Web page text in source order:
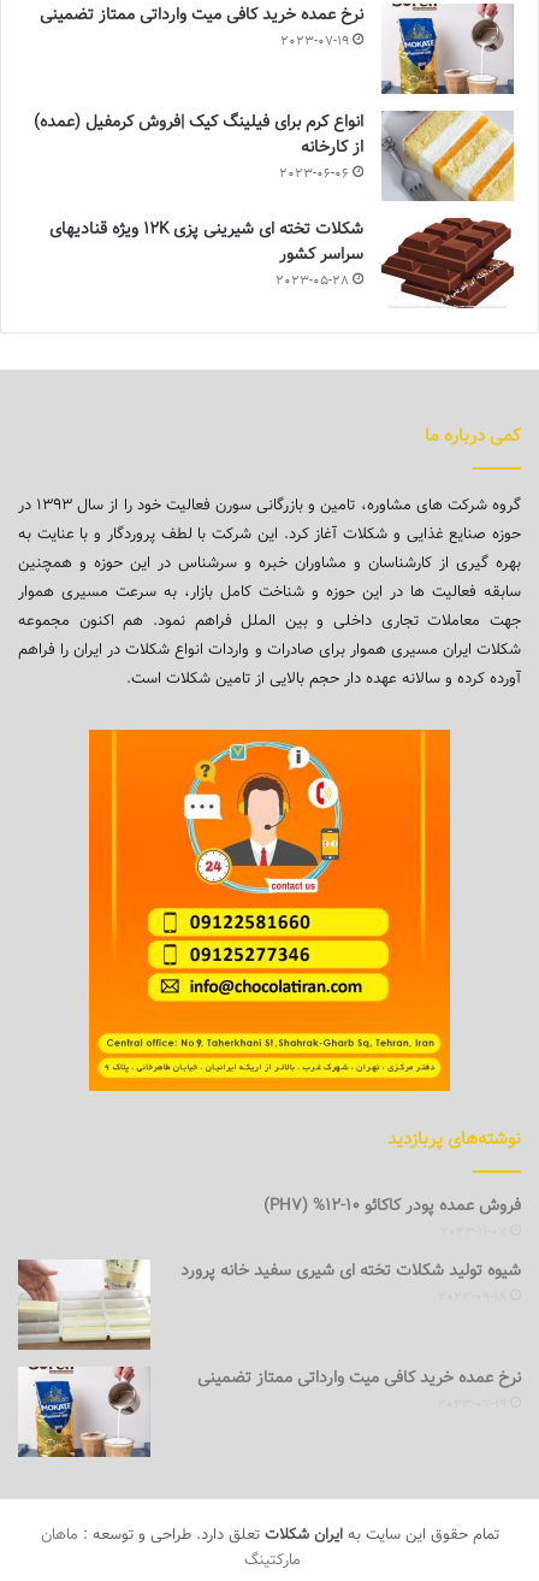
نرخ عمده خرید کافی میت وارداتی ممتاز تضمینی
2023-07-19
انواع کرم برای فیلینگ کیک |فروش کرمفیل (عمده)
از کارخانه
2023-06-06
شکلات تخته ای شیرینی پزی 12K ویژه قنادیهای
سراسر کشور
2023-05-28
کمی درباره ما
گروه شرکت های مشاوره، تامین و بازرگانی سورن فعالیت خود را از سال ۱۳۹۳ در
حوزه صنایع غذایی و شکلات آغاز کرد. این شرکت با لطف پروردگار و با عنایت به
بهره گیری از کارشناسان و مشاوران خبره و سرشناس در این حوزه و همچنین
سابقه فعالیت ها در این حوزه و شناخت کامل بازار، به سرعت مسیری هموار
جهت معاملات تجاری داخلی و بین الملل فراهم نمود. هم اکنون مجموعه
شکلات ایران مسیری هموار برای صادرات و واردات انواع شکلات در ایران را فراهم
آورده کرده و سالانه عهده دار حجم بالایی از تامین شکلات است.
نوشته‌های پربازدید
فروش عمده پودر کاکائو 10-12% (PH7)
شیوه تولید شکلات تخته ای شیری سفید خانه پرورد
نرخ عمده خرید کافی میت وارداتی ممتاز تضمینی
تمام حقوق این سایت بهایران شکلات تعلق دارد. طراحی و توسعه : ماهان
مارکتینگ